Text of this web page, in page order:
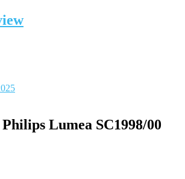
Lumea SC1998/00